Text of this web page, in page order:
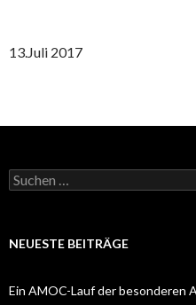
13.Juli 2017
Suchen
nach:
NEUESTE BEITRÄGE
Ein AMOC-Lauf der besonderen